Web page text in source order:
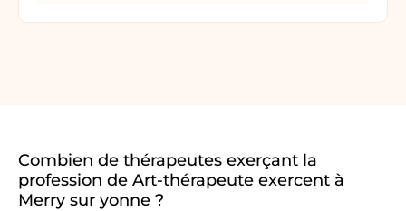
Combien de thérapeutes exerçant la
profession de Art-thérapeute exercent à
Merry sur yonne ?